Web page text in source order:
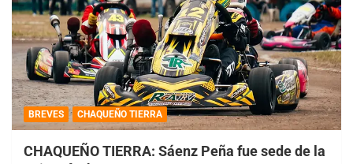
BREVES CHAQUEÑO TIERRA
CHAQUEÑO TIERRA: Sáenz Peña fue sede de la